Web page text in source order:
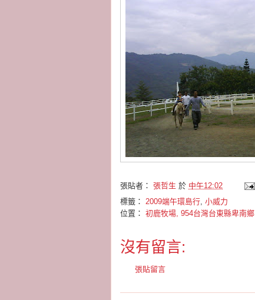
張貼者： 張哲生 於 中午12:02
標籤： 2009端午環島行, 小威力
位置： 初鹿牧場, 954台灣台東縣卑南鄉
沒有留言:
張貼留言